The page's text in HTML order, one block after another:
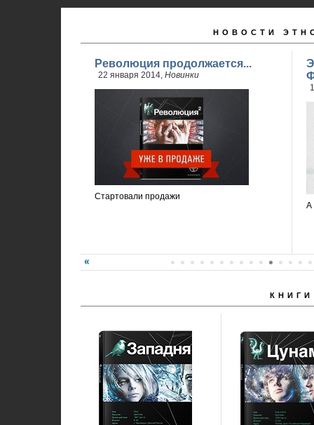
НОВОСТИ
Революция продолжается...
22 января 2014, Новинки
Стартовали продажи
А
КНИГИ